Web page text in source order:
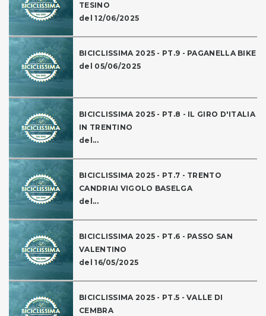
TESINO
del 12/06/2025
BICICLISSIMA 2025 - PT.9 - PAGANELLA BIKE
del 05/06/2025
BICICLISSIMA 2025 - PT.8 - IL GIRO D'ITALIA
IN TRENTINO
del...
BICICLISSIMA 2025 - PT.7 - TRENTO
CANDRIAI VIGOLO BASELGA
del...
BICICLISSIMA 2025 - PT.6 - PASSO SAN
VALENTINO
del 16/05/2025
BICICLISSIMA 2025 - PT.5 - VALLE DI
CEMBRA